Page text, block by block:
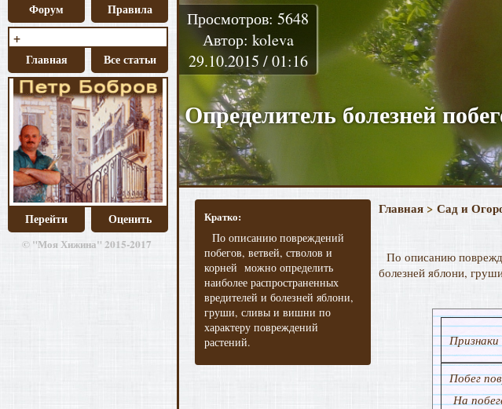
Форум Правила
+
Главная Все статьи
Перейти Оценить
© "Моя Хижина" 2015-2017
Просмотров: 5648
Автор: koleva
29.10.2015 / 01:16
Определитель болезней
Кратко:
По описанию повреждений
побегов, ветвей, стволов и
корней можно определить
наиболее распространенных
вредителей и болезней яблони,
груши, сливы и вишни по
характеру повреждений
растений.
Главная > Сад и
По описанию
болезней яблони,
Признаки
Побег
На